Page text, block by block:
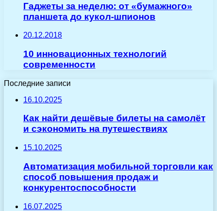
Гаджеты за неделю: от «бумажного»
планшета до кукол-шпионов
20.12.2018
10 инновационных технологий
современности
Последние записи
16.10.2025
Как найти дешёвые билеты на самолёт
и сэкономить на путешествиях
15.10.2025
Автоматизация мобильной торговли как
способ повышения продаж и
конкурентоспособности
16.07.2025